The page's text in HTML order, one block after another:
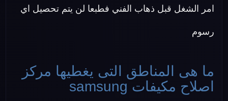
امر الشغل قبل ذهاب الفني فطبعا لن يتم تحصيل اي
رسوم
ما هى المناطق التى يغطيها مركز
اصلاح مكيفات samsung